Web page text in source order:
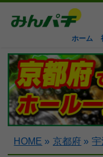
ホーム
HOME » 京都府 »